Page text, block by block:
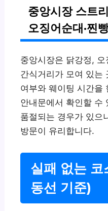
중앙시장 스트
오징어순대·찐
중앙시장은 닭강정,
간식거리가 모여 있는
여부와 웨이팅 시간을
안내문에서 확인할 수
품절되는 경우가 있으
방문이 유리합니다.
실패 없는 코
동선 기준)